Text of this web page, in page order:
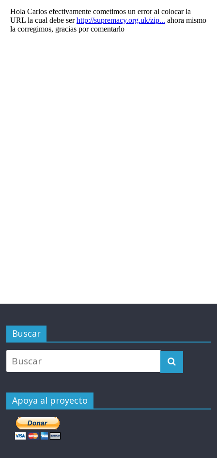
Buscar
Apoya al proyecto